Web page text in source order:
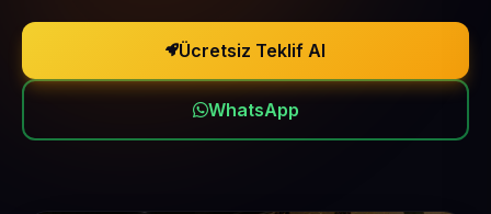
Ücretsiz Teklif Al
WhatsApp